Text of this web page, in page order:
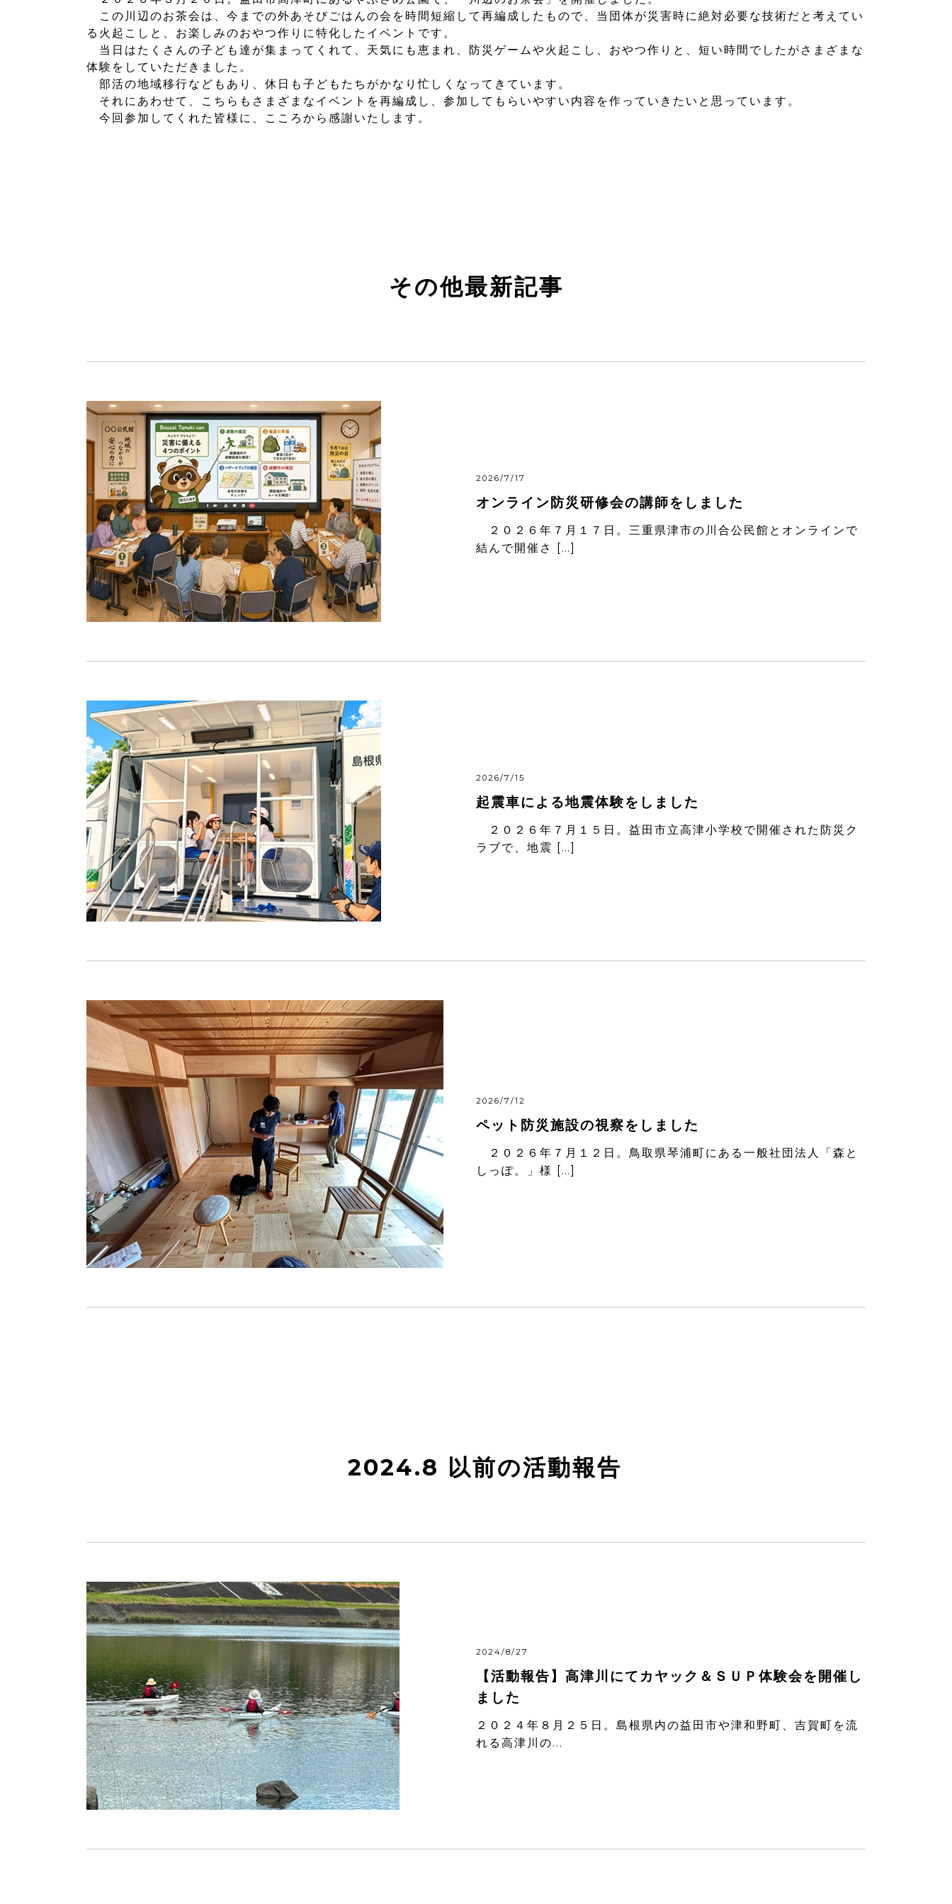
この川辺のお茶会は、今までの外あそびごはんの会を時間短縮して再編成したもので、当団体が災害時に絶対必要な技術だと考えてい
る火起こしと、お楽しみのおやつ作りに特化したイベントです。
当日はたくさんの子ども達が集まってくれて、天気にも恵まれ、防災ゲームや火起こし、おやつ作りと、短い時間でしたがさまざまな
体験をしていただきました。
部活の地域移行などもあり、休日も子どもたちがかなり忙しくなってきています。
それにあわせて、こちらもさまざまなイベントを再編成し、参加してもらいやすい内容を作っていきたいと思っています。
今回参加してくれた皆様に、こころから感謝いたします。
その他最新記事
2026/7/17
オンライン防災研修会の講師をしました
２０２６年７月１７日。三重県津市の川合公民館とオンラインで
結んで開催さ […]
2026/7/15
起震車による地震体験をしました
２０２６年７月１５日。益田市立高津小学校で開催された防災ク
ラブで、地震 […]
2026/7/12
ペット防災施設の視察をしました
２０２６年７月１２日。鳥取県琴浦町にある一般社団法人「森と
しっぽ。」様 […]
2024.8 以前の活動報告
2024/8/27
【活動報告】高津川にてカヤック＆ＳＵＰ体験会を開催し
ました
２０２４年８月２５日。島根県内の益田市や津和野町、吉賀町を流
れる高津川の...